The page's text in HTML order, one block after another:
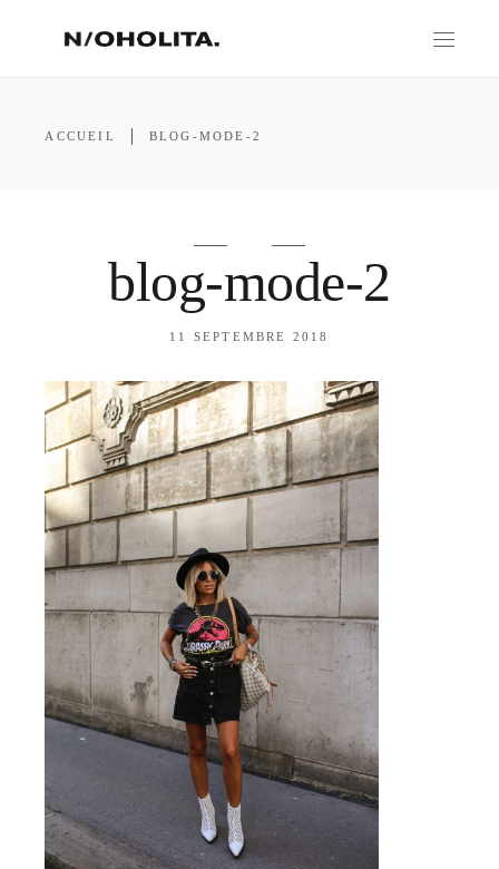
ACCUEIL BLOG-MODE-2
blog-mode-2
11 SEPTEMBRE 2018